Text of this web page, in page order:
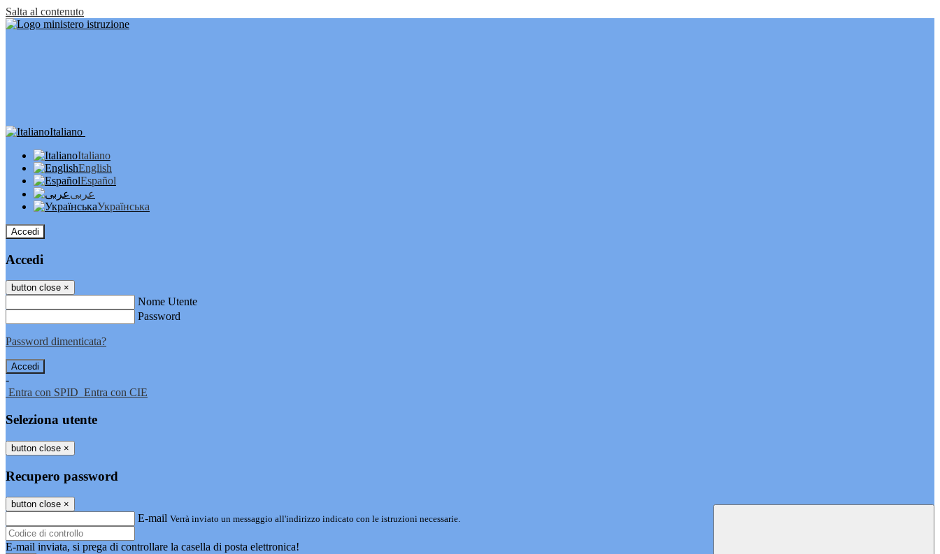
Salta al contenuto
Italiano
Italiano
English
Español
عربى
Українська
Accedi
Accedi
button close ×
Nome Utente
Password
Password dimenticata?
-
Entra con SPID Entra con CIE
Seleziona utente
button close ×
Recupero password
button close ×
E-mail Verrà inviato un messaggio all'indirizzo indicato con le istruzioni necessarie.
E-mail inviata, si prega di controllare la casella di posta elettronica!